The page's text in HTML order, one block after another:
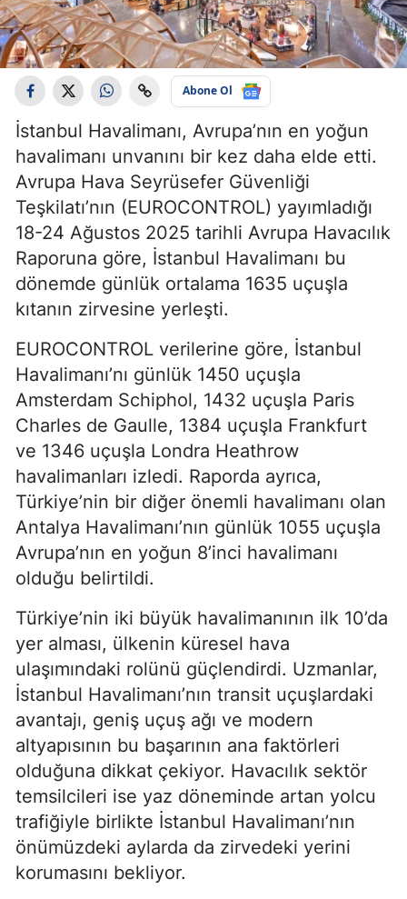
Abone Ol
İstanbul Havalimanı, Avrupa’nın en yoğun
havalimanı unvanını bir kez daha elde etti.
Avrupa Hava Seyrüsefer Güvenliği
Teşkilatı’nın (EUROCONTROL) yayımladığı
18-24 Ağustos 2025 tarihli Avrupa Havacılık
Raporuna göre, İstanbul Havalimanı bu
dönemde günlük ortalama 1635 uçuşla
kıtanın zirvesine yerleşti.
EUROCONTROL verilerine göre, İstanbul
Havalimanı’nı günlük 1450 uçuşla
Amsterdam Schiphol, 1432 uçuşla Paris
Charles de Gaulle, 1384 uçuşla Frankfurt
ve 1346 uçuşla Londra Heathrow
havalimanları izledi. Raporda ayrıca,
Türkiye’nin bir diğer önemli havalimanı olan
Antalya Havalimanı’nın günlük 1055 uçuşla
Avrupa’nın en yoğun 8’inci havalimanı
olduğu belirtildi.
Türkiye’nin iki büyük havalimanının ilk 10’da
yer alması, ülkenin küresel hava
ulaşımındaki rolünü güçlendirdi. Uzmanlar,
İstanbul Havalimanı’nın transit uçuşlardaki
avantajı, geniş uçuş ağı ve modern
altyapısının bu başarının ana faktörleri
olduğuna dikkat çekiyor. Havacılık sektör
temsilcileri ise yaz döneminde artan yolcu
trafiğiyle birlikte İstanbul Havalimanı’nın
önümüzdeki aylarda da zirvedeki yerini
korumasını bekliyor.